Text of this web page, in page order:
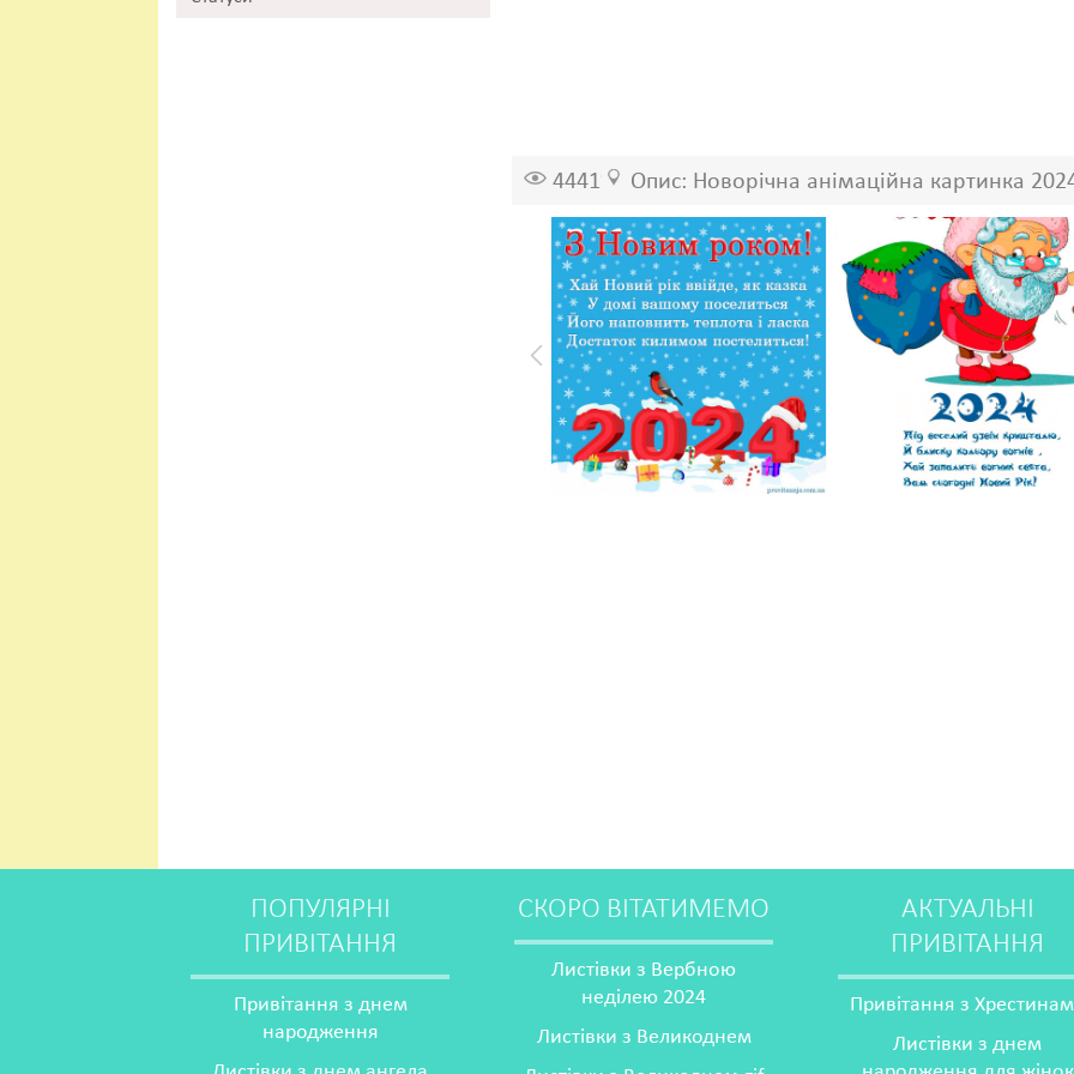
4441 Опис: Новорічна анімаційна картинка
ПОПУЛЯРНІ
ПРИВІТАННЯ
Привітання з днем
народження
СКОРО ВІТАТИМЕМО
Листівки з Вербною
неділею 2024
Листівки з Великоднем
АКТУАЛЬНІ
ПРИВІТАННЯ
Привітання з
Листівки з днем